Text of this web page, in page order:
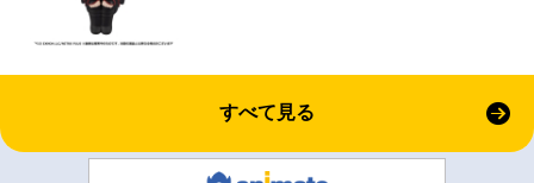
すべて見る